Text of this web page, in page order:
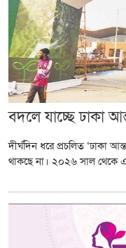
বদলে যাচ্ছে ঢাকা
দীর্ঘদিন ধরে প্রচলিত ‘ঢাকা
থাকছে না। ২০২৬ সাল থেকে